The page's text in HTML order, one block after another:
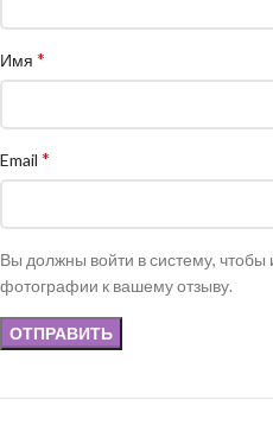
Имя *
Email *
Вы должны войти в систему, чтобы
фотографии к вашему отзыву.